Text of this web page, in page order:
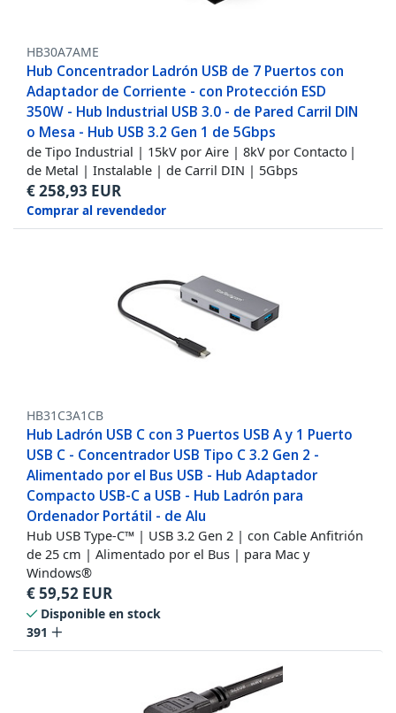
HB30A7AME
Hub Concentrador Ladrón USB de 7 Puertos con
Adaptador de Corriente - con Protección ESD
350W - Hub Industrial USB 3.0 - de Pared Carril DIN
o Mesa - Hub USB 3.2 Gen 1 de 5Gbps
de Tipo Industrial | 15kV por Aire | 8kV por Contacto |
de Metal | Instalable | de Carril DIN | 5Gbps
€258,93 EUR
Comprar al revendedor
HB31C3A1CB
Hub Ladrón USB C con 3 Puertos USB A y 1 Puerto
USB C - Concentrador USB Tipo C 3.2 Gen 2 -
Alimentado por el Bus USB - Hub Adaptador
Compacto USB-C a USB - Hub Ladrón para
Ordenador Portátil - de Alu
Hub USB Type-C™ | USB 3.2 Gen 2 | con Cable Anfitrión
de 25 cm | Alimentado por el Bus | para Mac y
Windows®
€59,52 EUR
Disponible en stock
391